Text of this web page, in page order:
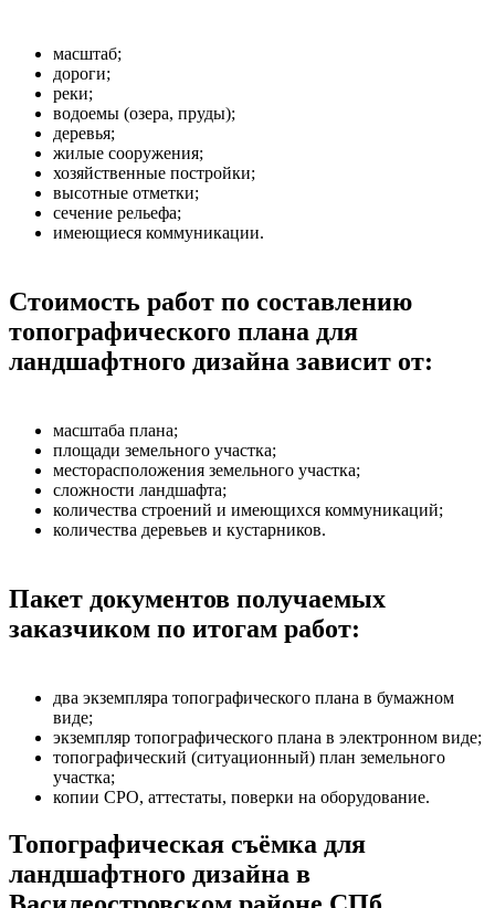
масштаб;
дороги;
реки;
водоемы (озера, пруды);
деревья;
жилые сооружения;
хозяйственные постройки;
высотные отметки;
сечение рельефа;
имеющиеся коммуникации.
Стоимость работ по составлению
топографического плана для
ландшафтного дизайна зависит от:
масштаба плана;
площади земельного участка;
месторасположения земельного участка;
сложности ландшафта;
количества строений и имеющихся коммуникаций;
количества деревьев и кустарников.
Пакет документов получаемых
заказчиком по итогам работ:
два экземпляра топографического плана в бумажном
виде;
экземпляр топографического плана в электронном виде;
топографический (ситуационный) план земельного
участка;
копии СРО, аттестаты, поверки на оборудование.
Топографическая съёмка для
ландшафтного дизайна в